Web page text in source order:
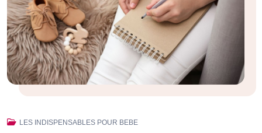
LES INDISPENSABLES POUR BEBE